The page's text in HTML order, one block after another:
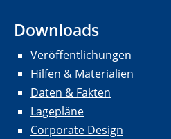
Downloads
Veröffentlichungen
Hilfen & Materialien
Daten & Fakten
Lagepläne
Corporate Design